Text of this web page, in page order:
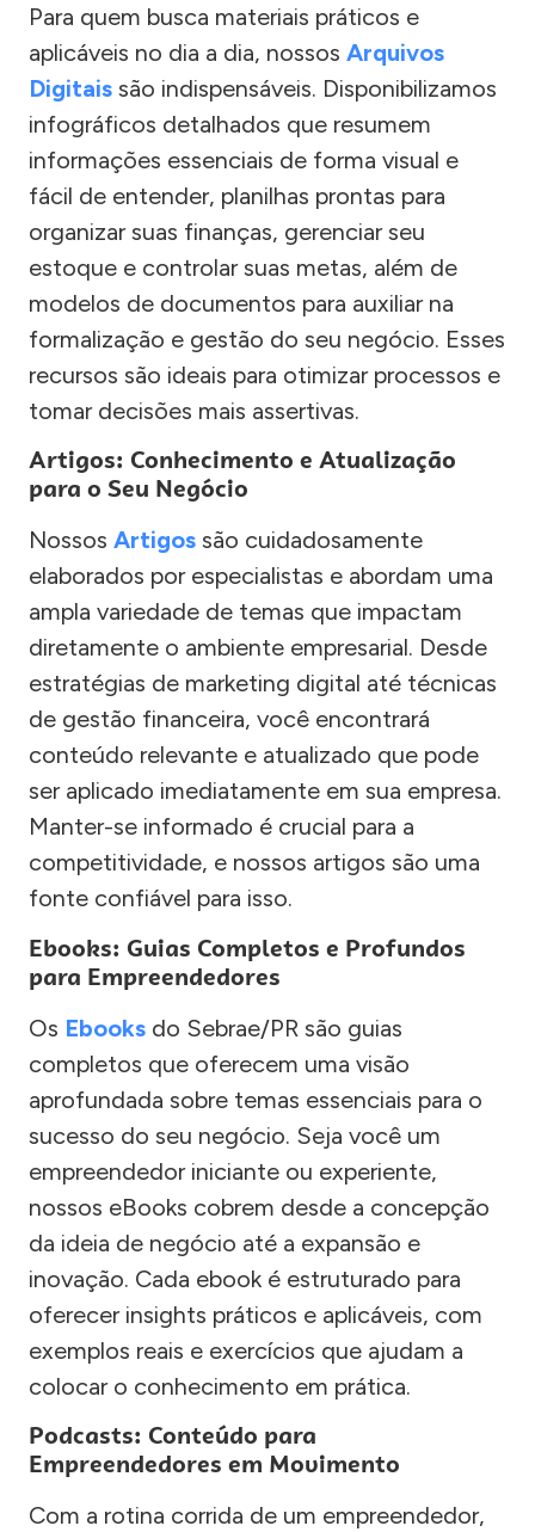
Para quem busca materiais práticos e
aplicáveis no dia a dia, nossos Arquivos
Digitais são indispensáveis. Disponibilizamos
infográficos detalhados que resumem
informações essenciais de forma visual e
fácil de entender, planilhas prontas para
organizar suas finanças, gerenciar seu
estoque e controlar suas metas, além de
modelos de documentos para auxiliar na
formalização e gestão do seu negócio. Esses
recursos são ideais para otimizar processos e
tomar decisões mais assertivas.
Artigos: Conhecimento e Atualização
para o Seu Negócio
Nossos Artigos são cuidadosamente
elaborados por especialistas e abordam uma
ampla variedade de temas que impactam
diretamente o ambiente empresarial. Desde
estratégias de marketing digital até técnicas
de gestão financeira, você encontrará
conteúdo relevante e atualizado que pode
ser aplicado imediatamente em sua empresa.
Manter-se informado é crucial para a
competitividade, e nossos artigos são uma
fonte confiável para isso.
Ebooks: Guias Completos e Profundos
para Empreendedores
Os Ebooks do Sebrae/PR são guias
completos que oferecem uma visão
aprofundada sobre temas essenciais para o
sucesso do seu negócio. Seja você um
empreendedor iniciante ou experiente,
nossos eBooks cobrem desde a concepção
da ideia de negócio até a expansão e
inovação. Cada ebook é estruturado para
oferecer insights práticos e aplicáveis, com
exemplos reais e exercícios que ajudam a
colocar o conhecimento em prática.
Podcasts: Conteúdo para
Empreendedores em Movimento
Com a rotina corrida de um empreendedor,